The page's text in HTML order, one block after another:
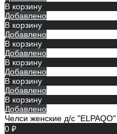
В корзину
Добавлено
В корзину
Добавлено
В корзину
Добавлено
В корзину
Добавлено
В корзину
Добавлено
В корзину
Добавлено
Челси женские д/с "ELPAQO"
0 ₽